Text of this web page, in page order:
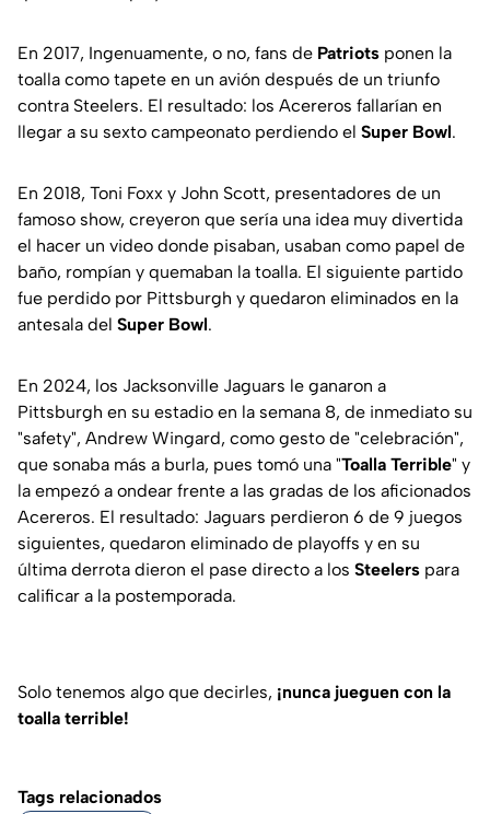
En 2017, Ingenuamente, o no, fans de Patriots ponen la
toalla como tapete en un avión después de un triunfo
contra Steelers. El resultado: los Acereros fallarían en
llegar a su sexto campeonato perdiendo el Super Bowl.
En 2018, Toni Foxx y John Scott, presentadores de un
famoso show, creyeron que sería una idea muy divertida
el hacer un video donde pisaban, usaban como papel de
baño, rompían y quemaban la toalla. El siguiente partido
fue perdido por Pittsburgh y quedaron eliminados en la
antesala del Super Bowl.
En 2024, los Jacksonville Jaguars le ganaron a
Pittsburgh en su estadio en la semana 8, de inmediato su
"safety", Andrew Wingard, como gesto de "celebración",
que sonaba más a burla, pues tomó una "Toalla Terrible" y
la empezó a ondear frente a las gradas de los aficionados
Acereros. El resultado: Jaguars perdieron 6 de 9 juegos
siguientes, quedaron eliminado de playoffs y en su
última derrota dieron el pase directo a los Steelers para
calificar a la postemporada.
Solo tenemos algo que decirles, ¡nunca jueguen con la
toalla terrible!
Tags relacionados